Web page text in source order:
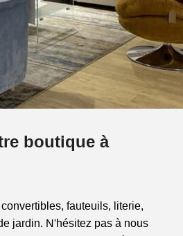
boutique à
fauteuils, literie,
jardin. N'hésitez pas à nous